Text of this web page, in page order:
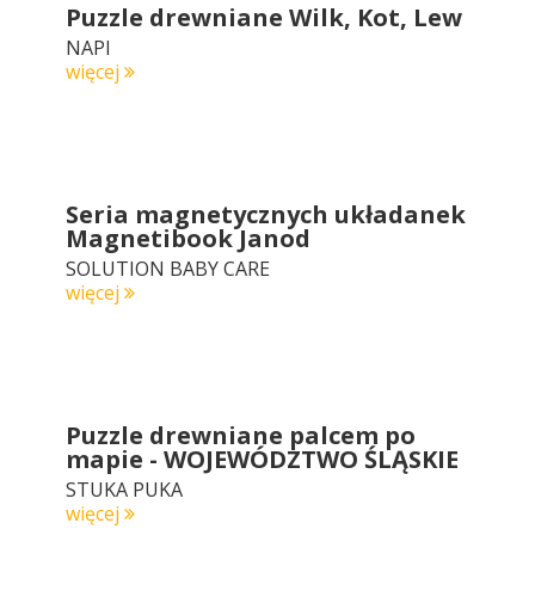
Puzzle drewniane Wilk, Kot, Lew
NAPI
więcej
Seria magnetycznych układanek
Magnetibook Janod
SOLUTION BABY CARE
więcej
Puzzle drewniane palcem po
mapie - WOJEWÓDZTWO ŚLĄSKIE
STUKA PUKA
więcej